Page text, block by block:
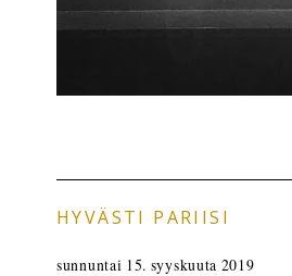
HYVÄSTI PARIISI
sunnuntai 15. syyskuuta 2019